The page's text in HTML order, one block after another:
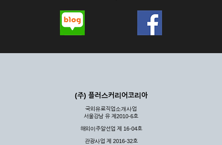
(주) 플러스커리어코리아
국외유료직업소개사업
서울강남 유 제2010-6호
해외이주알선업 제 16-04호
관광사업 제 2016-32호